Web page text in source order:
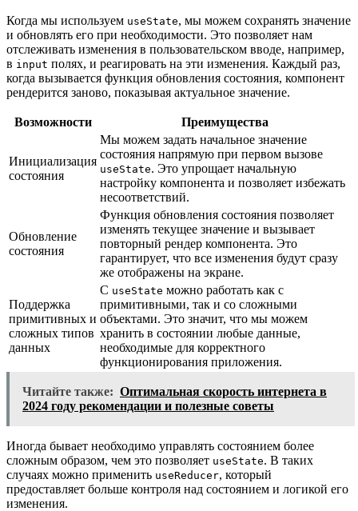
Когда мы используем useState, мы можем сохранять значение
и обновлять его при необходимости. Это позволяет нам
отслеживать изменения в пользовательском вводе, например,
в input полях, и реагировать на эти изменения. Каждый раз,
когда вызывается функция обновления состояния, компонент
рендерится заново, показывая актуальное значение.
Возможности Преимущества
Инициализация
состояния
Мы можем задать начальное значение
состояния напрямую при первом вызове
useState. Это упрощает начальную
настройку компонента и позволяет избежать
несоответствий.
Обновление
состояния
Функция обновления состояния позволяет
изменять текущее значение и вызывает
повторный рендер компонента. Это
гарантирует, что все изменения будут сразу
же отображены на экране.
Поддержка
примитивных и
сложных типов
данных
С useState можно работать как с
примитивными, так и со сложными
объектами. Это значит, что мы можем
хранить в состоянии любые данные,
необходимые для корректного
функционирования приложения.
Читайте также: Оптимальная скорость интернета в
2024 году рекомендации и полезные советы
Иногда бывает необходимо управлять состоянием более
сложным образом, чем это позволяет useState. В таких
случаях можно применить useReducer, который
предоставляет больше контроля над состоянием и логикой его
изменения.